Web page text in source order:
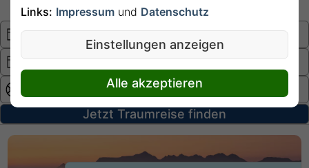
Jetzt Traumreise finden
Links: Impressum und Datenschutz
Einstellungen anzeigen
Alle akzeptieren